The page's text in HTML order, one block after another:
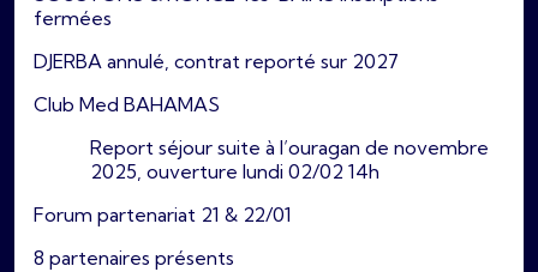
fermées
DJERBA annulé, contrat reporté sur 2027
Club Med BAHAMAS
Report séjour suite à l’ouragan de novembre
2025, ouverture lundi 02/02 14h
Forum partenariat 21 & 22/01
8 partenaires présents